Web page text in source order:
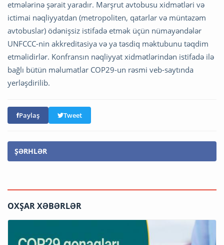
etmələrinə şərait yaradır. Marşrut avtobusu xidmətləri və
ictimai nəqliyyatdan (metropoliten, qatarlar və müntəzəm
avtobuslar) ödənişsiz istifadə etmək üçün nümayəndələr
UNFCCC-nin akkreditasiya və ya təsdiq məktubunu təqdim
etməlidirlər. Konfransın nəqliyyat xidmətlərindən istifadə ilə
bağlı bütün məlumatlar COP29-un rəsmi veb-saytında
yerləşdirilib.
Paylaş Tweet
ŞƏRHLƏR
OXŞAR XƏBƏRLƏR